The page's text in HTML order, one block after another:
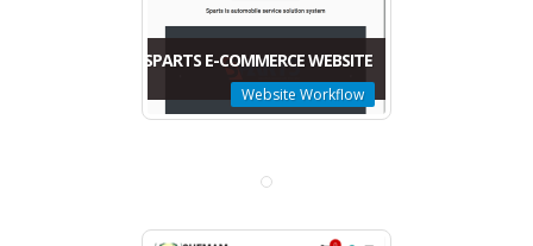
SPARTS E-COMMERCE WEBSITE
Website Workflow